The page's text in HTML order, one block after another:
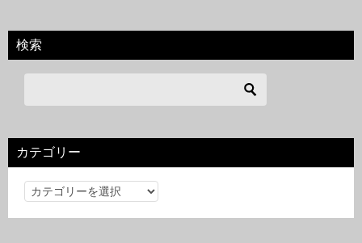
検索
カテゴリー
カ